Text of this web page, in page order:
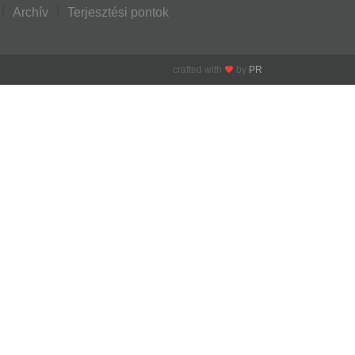
Archív Terjesztési pontok
crafted with by PR